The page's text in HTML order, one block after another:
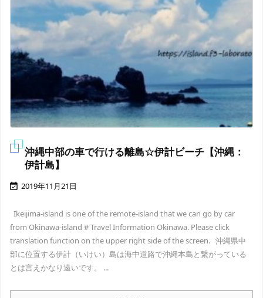
沖縄中部の車で行ける離島☆伊計ビーチ【沖縄：
伊計島】
 2019年11月21日
Ikeijima-island is one of the remote-island that we can go by car
from Okinawa-island # Travel Information Okinawa. Please click
translation function on the upper right side of the screen. 沖縄県中
部に位置する伊計（いけい）島は海中道路で沖縄本島と繋がっている
とは言えかなり遠いです。 ...